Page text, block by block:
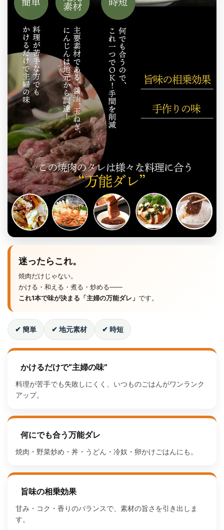
迷ったらこれ。
焼肉だけじゃない。
かける・和える・煮る・炒める――
これ1本で味が決まる「主婦の万能ダレ」 です。
✔ 簡単 ✔ 地元素材 ✔ 時短
かけるだけで“主婦の味”
料理が苦手でも失敗しにくく、いつものごはんがワンランク
アップ。
何にでも合う万能ダレ
焼肉・野菜炒め・丼・うどん・冷奴・卵かけごはんにも。
旨味の相乗効果
甘み・コク・香りのバランスで、素材の旨さを引き出しま
す。